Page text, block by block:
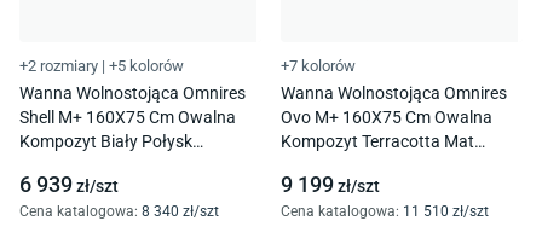
+2 rozmiary | +5 kolorów
Wanna Wolnostojąca Omnires
Shell M+ 160X75 Cm Owalna
Kompozyt Biały Połysk
6 939zł/szt
Cena katalogowa: 8 340 zł/szt
+7 kolorów
Wanna Wolnostojąca Omnires
Ovo M+ 160X75 Cm Owalna
Kompozyt Terracotta Mat
9 199zł/szt
Cena katalogowa: 11 510 zł/szt